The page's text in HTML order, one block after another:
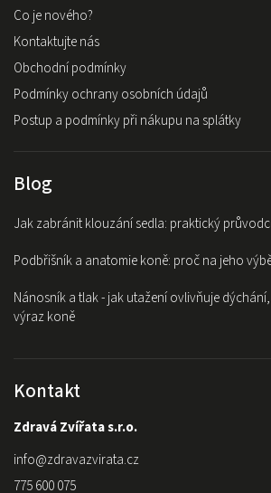
Co je nového?
Kontaktujte nás
Obchodní podmínky
Podmínky ochrany osobních údajů
Postup a podmínky při nákupu na splátky
Blog
Jak zabránit klouzání sedla: praktický
Podbřišník a anatomie koně: proč na jeho
Nánosník a tlak - jak utažení ovlivňuje
výraz koně
Kontakt
Zdravá Zvířata s.r.o.
info@zdravazvirata.cz
775 600 075